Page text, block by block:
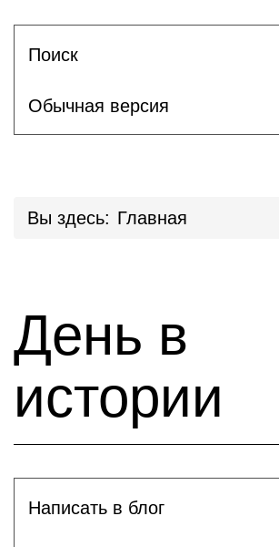
Поиск
Обычная версия
Вы здесь: Главная
День в
истории
Написать в блог